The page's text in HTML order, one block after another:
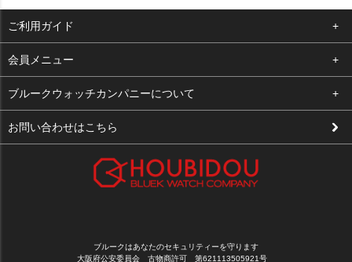
ご利用ガイド
よくある質問
支払い・送料
修理依頼
会員メニュー
ログイン
お気に入り
ブルークウォッチカンパニーについて
会社概要
お問い合わせはこちら
ブルークはあなたのセキュリティーを守ります
大阪府公安委員会 古物商許可 第621113505921号